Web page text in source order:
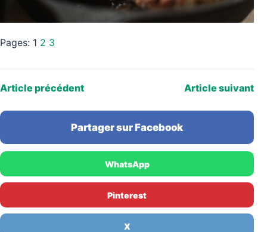
Pages: 1 2 3
Article précédent Article suivant
Partager sur Facebook
WhatsApp
Pinterest
X